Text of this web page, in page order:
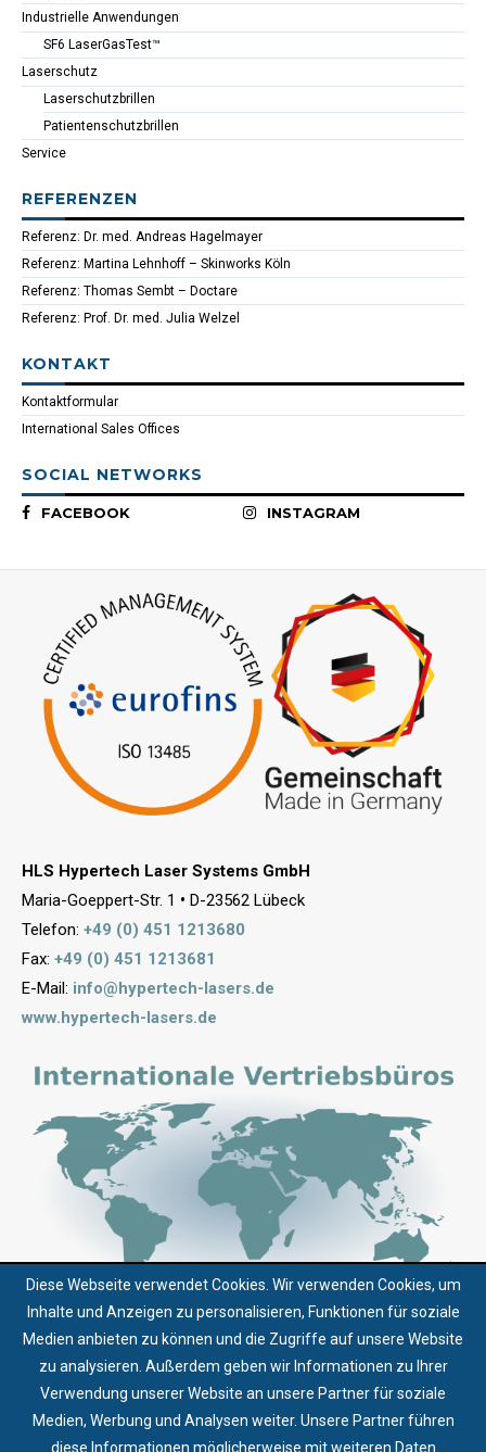
Industrielle Anwendungen
SF6 LaserGasTest™
Laserschutz
Laserschutzbrillen
Patientenschutzbrillen
Service
REFERENZEN
Referenz: Dr. med. Andreas Hagelmayer
Referenz: Martina Lehnhoff – Skinworks Köln
Referenz: Thomas Sembt – Doctare
Referenz: Prof. Dr. med. Julia Welzel
KONTAKT
Kontaktformular
International Sales Offices
SOCIAL NETWORKS
FACEBOOK INSTAGRAM
HLS Hypertech Laser Systems GmbH
Maria-Goeppert-Str. 1 • D-23562 Lübeck
Telefon: +49 (0) 451 1213680
Fax: +49 (0) 451 1213681
E-Mail: info@hypertech-lasers.de
www.hypertech-lasers.de
Über uns
Kontakt
AGB
Diese Webseite verwendet Cookies. Wir verwenden Cookies, um
Inhalte und Anzeigen zu personalisieren, Funktionen für soziale
Medien anbieten zu können und die Zugriffe auf unsere Website
zu analysieren. Außerdem geben wir Informationen zu Ihrer
Verwendung unserer Website an unsere Partner für soziale
Medien, Werbung und Analysen weiter. Unsere Partner führen
diese Informationen möglicherweise mit weiteren Daten